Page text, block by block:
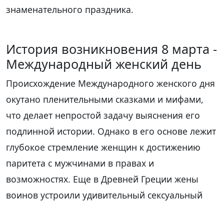
знаменательного праздника.
История возникновения 8 марта -
Международный женский день
Происхождение Международного женского дня
окутано пленительными сказками и мифами,
что делает непростой задачу выяснения его
подлинной истории. Однако в его основе лежит
глубокое стремление женщин к достижению
паритета с мужчинами в правах и
возможностях. Еще в Древней Греции жены
воинов устроили удивительный сексуальный